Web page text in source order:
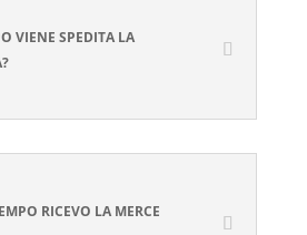
VIENE SPEDITA LA
RICEVO LA MERCE